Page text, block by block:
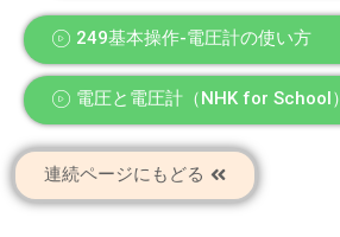
249基本操作-電圧計の使い方
電圧と電圧計（NHK for School）
連続ページにもどる